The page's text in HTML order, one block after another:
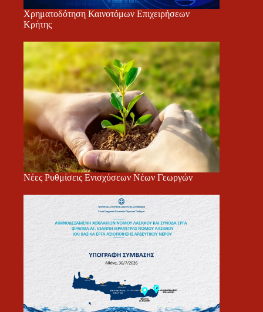
Χρηματοδότηση Καινοτόμων Επιχειρήσεων
Κρήτης
Νέες Ρυθμίσεις Ενισχύσεων Νέων Γεωργών